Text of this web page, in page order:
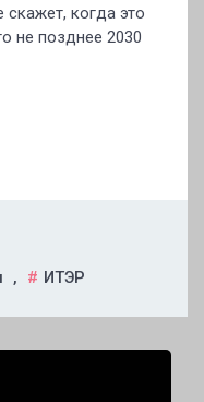
скажет, когда это
не позднее 2030
, ИТЭР